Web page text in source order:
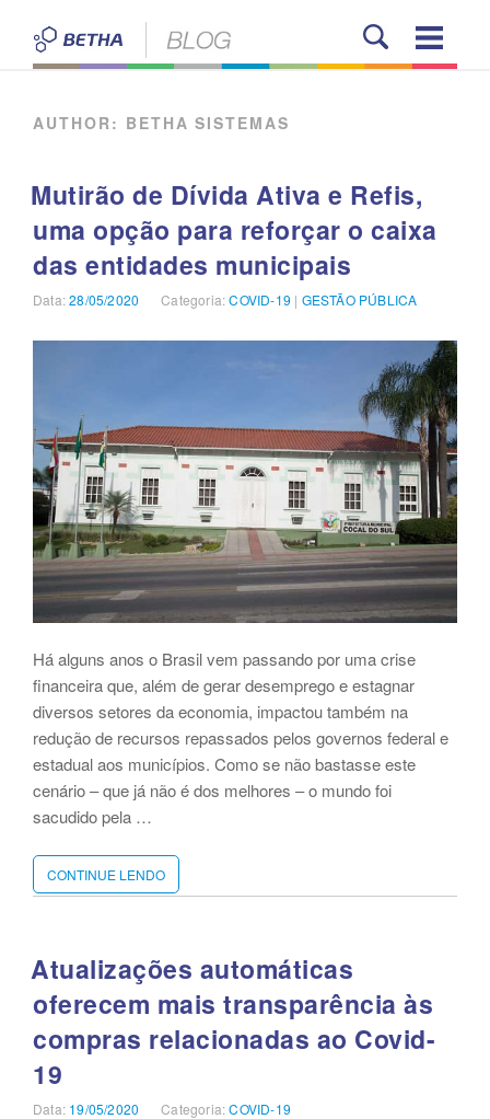
AUTHOR: BETHA SISTEMAS
Mutirão de Dívida Ativa e Refis,
uma opção para reforçar o caixa
das entidades municipais
Data:Publicado
28/05/2020 Categoria:Categorias
COVID-19 | GESTÃO PÚBLICA
Há alguns anos o Brasil vem passando por uma crise
financeira que, além de gerar desemprego e estagnar
diversos setores da economia, impactou também na
redução de recursos repassados pelos governos federal e
estadual aos municípios. Como se não bastasse este
cenário – que já não é dos melhores – o mundo foi
sacudido pela …
CONTINUE LENDO
DE
REFIS,
UMA
OPÇÃO
PARA
CAIXA
Atualizações automáticas
oferecem mais transparência às
compras relacionadas ao Covid-
19
Data: Publicado
19/05/2020 Categoria:Categorias
COVID-19